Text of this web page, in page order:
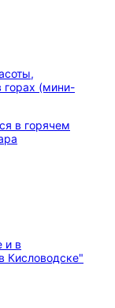
горах (мини-
в горячем